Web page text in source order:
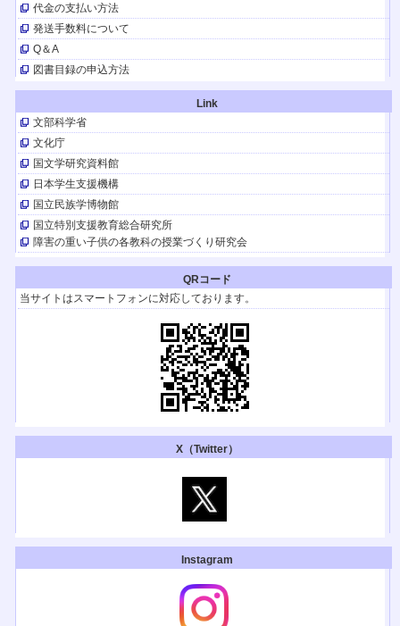
【TV放送】
『はるの空』の著者、聴覚障害者の春日晴樹さんとその家族が
10/26（土）21時30分～Eテレ「阿佐ヶ谷アパートメント」に出演しま
す。
【イベント】
春日晴樹さんが9/ 21(土)にHTB北海道テレビのイベントでトークショー。
【TV放送】
はるの空 聞こえなくても、できるんだよ
『はるの空』の著者、春日晴樹さんのドキュメンタリー（日本テレビ9月1日
（日）24:55～ほか）。
【イベント】
日本育療学会第28回学術集会
2024.8/10（土）開催
【イベント】
【イベント】
第49回 淑徳大学 発達臨床研修セミナー
2024.8/3・4日（土日）開催
テレメンタリー2024「世界一きれいな言葉」
全国放送！ 『はるの空』の著者、春日晴樹さんのドキュメントです。「手
テレビ朝日２/３(土)午前4:50~、朝日放送テレビ２/４(日)午前4:50~、北海道
テレビ放送２/４(日)午前10:30~
【イベント】
第48回 淑徳大学 発達臨床研修セミナー
『発達に遅れがある子どものためのお金の学習』
『特別支援教育における学校・教員と専門家の連携』
『発達に遅れがある子どものためのお金の学習』
『特別支援教育における学校・教員と専門家の連携』
『かゆいところに手が届く重度重複障害児教育』
代金の支払い方法
発送手数料について
Q＆A
図書目録の申込方法
Link
文部科学省
文化庁
国文学研究資料館
日本学生支援機構
国立民族学博物館
国立特別支援教育総合研究所
障害の重い子供の各教科の授業づくり研究会
QRコード
当サイトはスマートフォンに対応しております。
X（Twitter）
Instagram